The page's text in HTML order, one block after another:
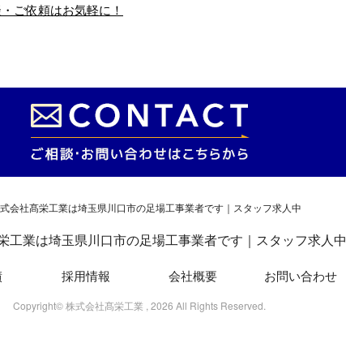
先事項 …
事 弊社は様々な …
ご依頼はお気軽に！
工業は埼玉県川口市の足場工事業者です｜スタッフ求人中
採用情報 会社概要 お問い合わせ
Copyright© 株式会社髙栄工業 , 2026 All Rights Reserved.